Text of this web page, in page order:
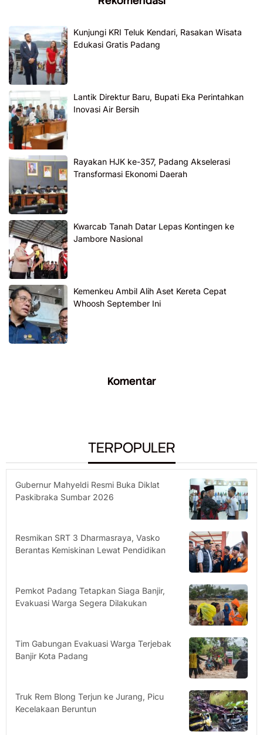
Kunjungi KRI Teluk Kendari, Rasakan Wisata
Edukasi Gratis Padang
Lantik Direktur Baru, Bupati Eka Perintahkan
Inovasi Air Bersih
Rayakan HJK ke-357, Padang Akselerasi
Transformasi Ekonomi Daerah
Kwarcab Tanah Datar Lepas Kontingen ke
Jambore Nasional
Kemenkeu Ambil Alih Aset Kereta Cepat
Whoosh September Ini
Komentar
TERPOPULER
Gubernur Mahyeldi Resmi Buka Diklat
Paskibraka Sumbar 2026
Resmikan SRT 3 Dharmasraya, Vasko
Berantas Kemiskinan Lewat Pendidikan
Pemkot Padang Tetapkan Siaga Banjir,
Evakuasi Warga Segera Dilakukan
Tim Gabungan Evakuasi Warga Terjebak
Banjir Kota Padang
Truk Rem Blong Terjun ke Jurang, Picu
Kecelakaan Beruntun